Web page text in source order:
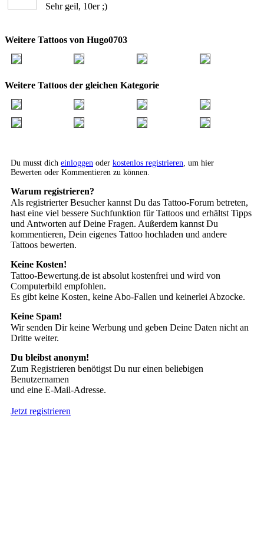
Sehr geil, 10er ;)
Weitere Tattoos von Hugo0703
Weitere Tattoos der gleichen Kategorie
Du musst dich einloggen oder kostenlos registrieren , um hier
Bewerten oder Kommentieren zu können.
Warum registrieren?
Als registrierter Besucher kannst Du das Tattoo-Forum betreten,
hast eine viel bessere Suchfunktion für Tattoos und erhältst Tipps
und Antworten auf Deine Fragen. Außerdem kannst Du
kommentieren, Dein eigenes Tattoo hochladen und andere
Tattoos bewerten.
Keine Kosten!
Tattoo-Bewertung.de ist absolut kostenfrei und wird von
Computerbild empfohlen.
Es gibt keine Kosten, keine Abo-Fallen und keinerlei Abzocke.
Keine Spam!
Wir senden Dir keine Werbung und geben Deine Daten nicht an
Dritte weiter.
Du bleibst anonym!
Zum Registrieren benötigst Du nur einen beliebigen
Benutzernamen
und eine E-Mail-Adresse.
Jetzt registrieren